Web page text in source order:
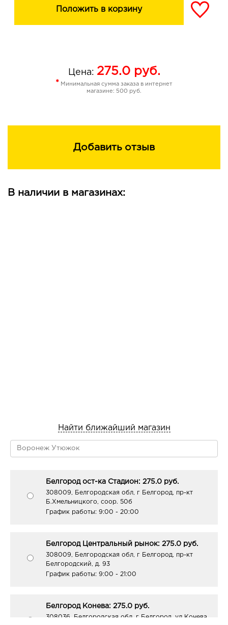
Положить в корзину
Цена: 275.0руб.
* Минимальная сумма заказа в интернет
магазине: 500 руб.
Добавить отзыв
В наличии в магазинах:
Найти ближайший магазин
Белгород ост-ка Стадион: 275.0 руб.
308009, Белгородская обл, г Белгород, пр-кт
Б.Хмельницкого, соор. 50б
График работы: 9:00 - 20:00
Белгород Центральный рынок: 275.0 руб.
308009, Белгородская обл, г Белгород, пр-кт
Белгородский, д. 93
График работы: 9:00 - 21:00
Белгород Конева: 275.0 руб.
308036, Белгородская обл, г Белгород, ул Конева,